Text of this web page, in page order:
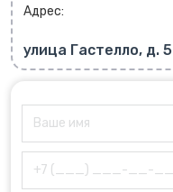
Адрес:
улица Гастелло, д. 5